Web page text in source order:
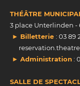
THÉÂTRE
3 place Unterlinden -
► Billetterie : 03 89
► Administration :
SALLE DE